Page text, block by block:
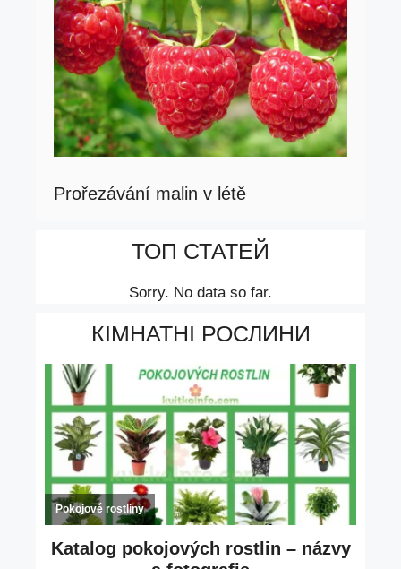
Prořezávání malin v létě
ТОП СТАТЕЙ
Sorry. No data so far.
КІМНАТНІ РОСЛИНИ